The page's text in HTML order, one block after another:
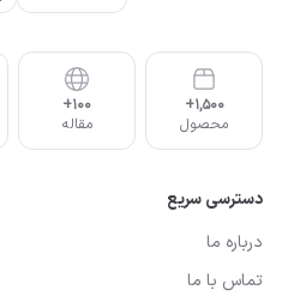
1,500+
محصول
100+
مقاله
دسترسی سریع
درباره ما
تماس با ما